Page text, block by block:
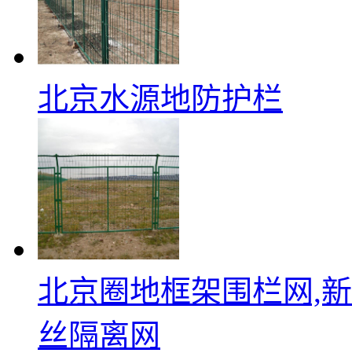
北京水源地防护栏
北京圈地框架围栏网,
丝隔离网